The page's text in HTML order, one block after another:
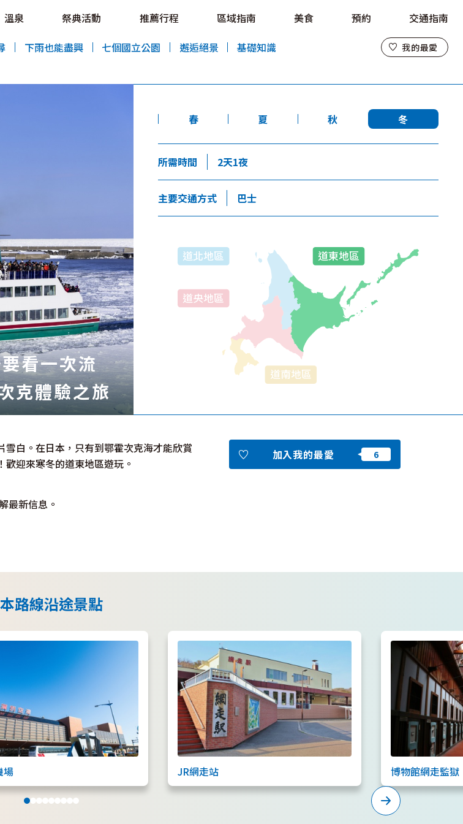
我的最愛
溫泉 祭典活動 推薦行程 區域指南 美食 預約
交通指南
下雨也能盡興 七個國立公園 邂逅絕景 基礎知識 我的最愛
北海道簡介
依旅遊主題搜尋
下雨也能盡興
七個國立公園
邂逅絕景
基礎知識
Faceb YouTu Instag Faceb
隱私權政策摘要
連結
語言
看一次流
克體驗之旅
春 夏 秋 冬
所需時間 2天1夜
主要交通方式 巴士
白。在日本，只有到鄂霍次克海才能欣賞
迎來寒冬的道東地區遊玩。
最新信息。
加入我的最愛
本路線沿途景點
場 JR網走站 博物館網走監獄